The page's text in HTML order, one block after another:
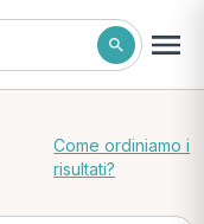
Come ordiniamo i
risultati?